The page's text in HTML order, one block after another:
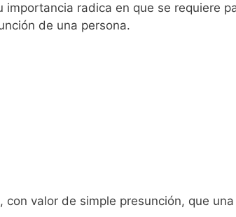
radica en que se requiere
de una persona.
valor de simple presunción, que